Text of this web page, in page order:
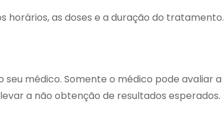
horários, as doses e a duração do tratamento.
médico. Somente o médico pode avaliar a
a não obtenção de resultados esperados.